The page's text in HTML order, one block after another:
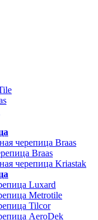
черепица Braas
Braas
черепица Kriastak
Luxard
Metrotile
Tilcor
AeroDek